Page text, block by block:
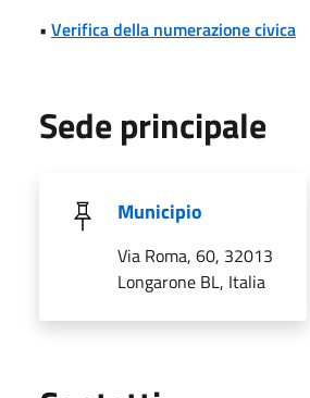
• Verifica della numerazione civica
Sede principale
Municipio
Via Roma, 60, 32013
Longarone BL, Italia